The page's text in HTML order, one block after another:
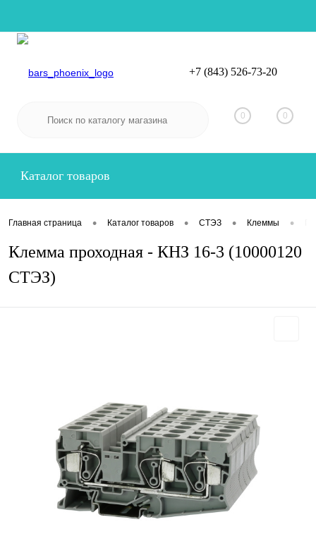
Вход
+7 (843) 526-73-20
0 0
Каталог товаров
Главная страница • Каталог товаров • СТЭЗ • Клеммы •
Клемма проходная - КНЗ 16-3 (10000120
СТЭЗ)